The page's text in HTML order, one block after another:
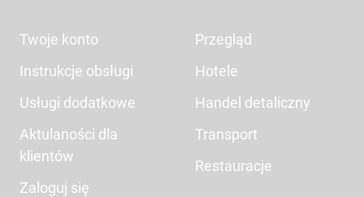
Twoje konto
Instrukcje obsługi
Usługi dodatkowe
Aktulaności dla
klientów
Zaloguj się
Przegląd
Hotele
Handel detaliczny
Transport
Restauracje